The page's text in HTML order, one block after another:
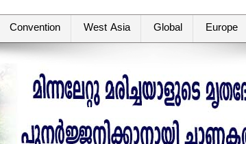
Convention West Asia Global Europe